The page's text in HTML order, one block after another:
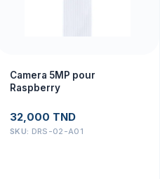
Camera 5MP pour
Raspberry
32,000 TND
SKU: DRS-02-A01